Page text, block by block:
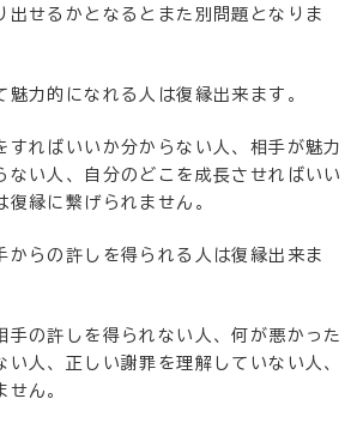
出せるかとなるとまた別問題となりま
力的になれる人は復縁出来ます。
すればいいか分からない人、相手が魅力
ない人、自分のどこを成長させればいい
縁に繋げられません。
からの許しを得られる人は復縁出来ま
手の許しを得られない人、何が悪かった
人、正しい謝罪を理解していない人、
ん。